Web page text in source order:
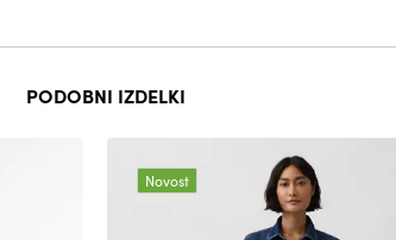
PODOBNI IZDELKI
Novost